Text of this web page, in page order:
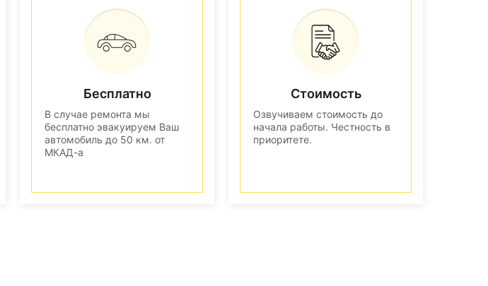
Бесплатно
В случае ремонта мы
бесплатно эвакуируем Ваш
автомобиль до 50 км. от
МКАД-а
Стоимость
Озвучиваем стоимость до
начала работы. Честность в
приоритете.